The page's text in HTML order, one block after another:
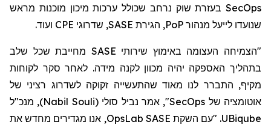
SecOps בעזרת שוק נרחב שכולל ערכות מיכון מוכנות מראש
שנועדו לייעל מנהור PoP, הגירת SASE, שדרוגי CPE ועוד.
"הצמיחה העצומה באימוץ שירותי SASE מחייבת שכל שלב
בתהליך האספקה יהיה מכוון לקנה מידה. לאחר סקר לקוחות
מקיף, התברר לנו מאוד שהתעשייה זקוקה לשדרוג רציני של
אוטומציה של SecOps", אמר נביל סולי (
Nabil Souli
), מנכ"ל
UBiqube. "עם השקת SASE OpsLab, אנו מגדירים מחדש את